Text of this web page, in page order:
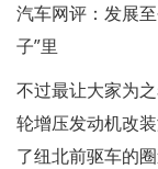
汽车网评：发展
子”里
不过最让大家为
轮增压发动机改
了纽北前驱车的